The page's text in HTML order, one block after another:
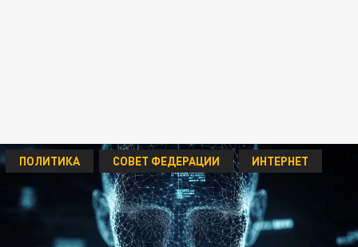
ПОЛИТИКА СОВЕТ ФЕДЕРАЦИИ ИНТЕРНЕТ